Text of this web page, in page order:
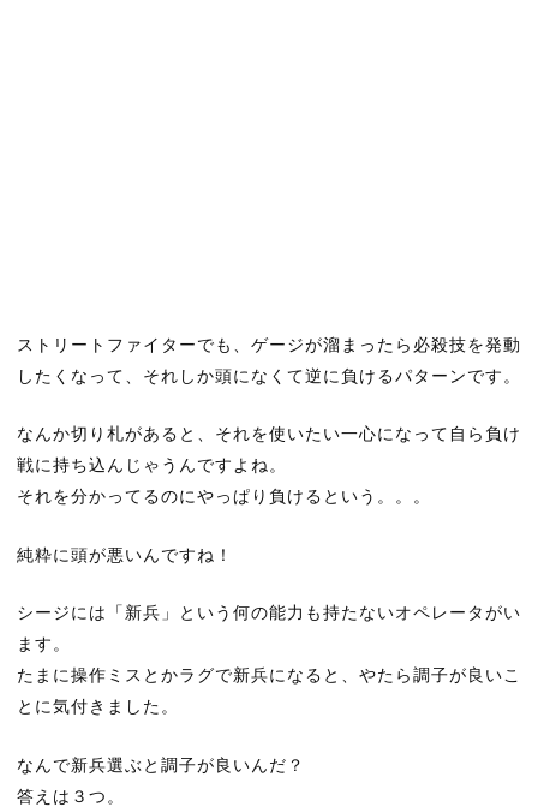
ストリートファイターでも、ゲージが溜まったら必殺技を発動
したくなって、それしか頭になくて逆に負けるパターンです。
なんか切り札があると、それを使いたい一心になって自ら負け
戦に持ち込んじゃうんですよね。
それを分かってるのにやっぱり負けるという。。。
純粋に頭が悪いんですね！
シージには「新兵」という何の能力も持たないオペレータがい
ます。
たまに操作ミスとかラグで新兵になると、やたら調子が良いこ
とに気付きました。
なんで新兵選ぶと調子が良いんだ？
答えは３つ。